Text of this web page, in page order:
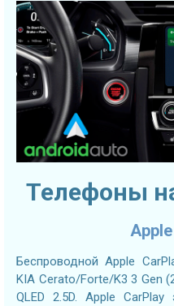
Телефоны
Беспроводной Apple
KIA Cerato/Forte/K3 3 Gen
QLED 2.5D. Apple